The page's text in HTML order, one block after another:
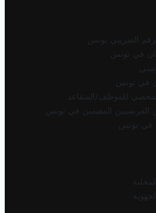
الضريبي تونس
في تونس
في تونس
للموظف/المتقاعد
الفرنسيين المقيمين في تونس
في تونس